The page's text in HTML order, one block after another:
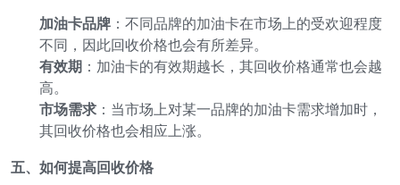
加油卡品牌 ：不同品牌的加油卡在市场上的受欢迎程度
不同，因此回收价格也会有所差异。
有效期 ：加油卡的有效期越长，其回收价格通常也会越
高。
市场需求 ：当市场上对某一品牌的加油卡需求增加时，
其回收价格也会相应上涨。
五、如何提高回收价格